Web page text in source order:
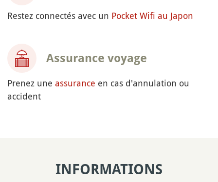
Restez connectés avec un Pocket Wifi au Japon
Assurance voyage
Prenez une assurance en cas d'annulation ou
accident
INFORMATIONS